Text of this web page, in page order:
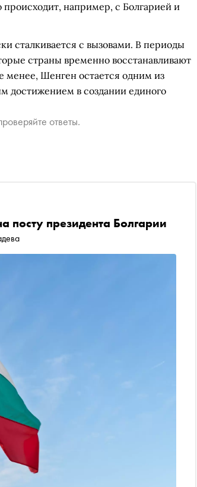
например, с Болгарией и
сталкивается с вызовами. В периоды
страны временно восстанавливают
менее, Шенген остается одним из
достижением в создании единого
ответы.
посту президента Болгарии